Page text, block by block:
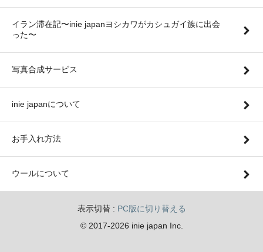
イラン滞在記〜inie japanヨシカワがカシュガイ族に出会
った〜
写真合成サービス
inie japanについて
お手入れ方法
ウールについて
表示切替 : PC版に切り替える
© 2017-2026 inie japan Inc.